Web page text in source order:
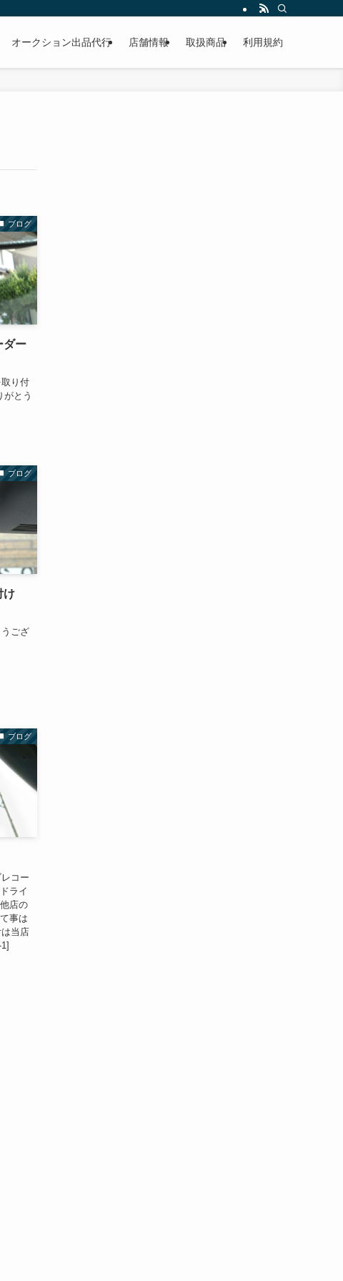
作業もこなしています。出張対応、代車完備、見積り無料です。気軽にお問い合
オークション出品代行 店舗情報 取扱商品 利用規約
ブログ
ダー
り付
がとう
ブログ
け
ござ
ブログ
コー
ライ
店の
事は
当店